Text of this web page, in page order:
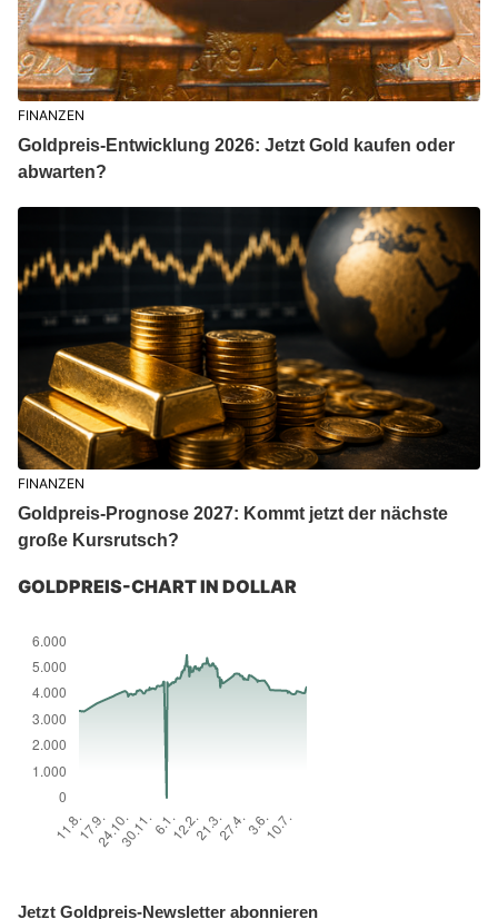
FINANZEN
Goldpreis-Entwicklung 2026: Jetzt Gold kaufen oder
abwarten?
FINANZEN
Goldpreis-Prognose 2027: Kommt jetzt der nächste
große Kursrutsch?
GOLDPREIS-CHART IN DOLLAR
Jetzt Goldpreis-Newsletter abonnieren